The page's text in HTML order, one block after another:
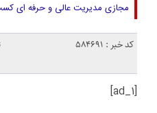
مجازی مدیریت عالی و حرفه ای
کد خبر : 584691
[ad_1]